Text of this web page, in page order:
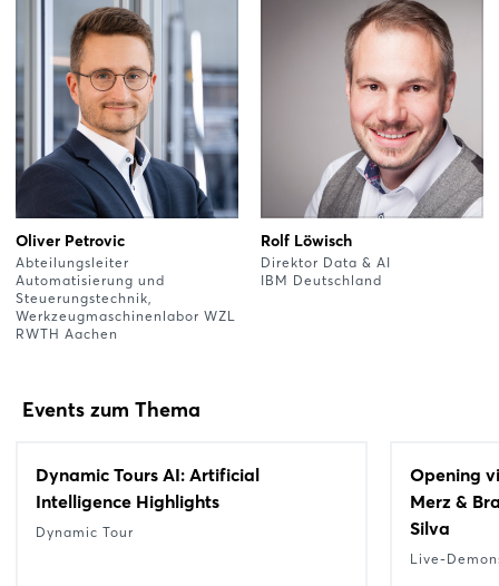
Oliver Petrovic
Abteilungsleiter
Automatisierung und
Steuerungstechnik,
Werkzeugmaschinenlabor WZL
RWTH Aachen
Rolf Löwisch
Direktor Data & AI
IBM Deutschland
Events zum Thema
Dynamic Tours AI: Artificial
Intelligence Highlights
Dynamic Tour
Opening
Merz &
Silva
Live-